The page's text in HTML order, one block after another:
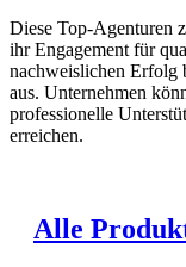
Diese Top-Agenturen
ihr Engagement für
nachweislichen Erfolg
aus. Unternehmen
professionelle
erreichen.
Alle